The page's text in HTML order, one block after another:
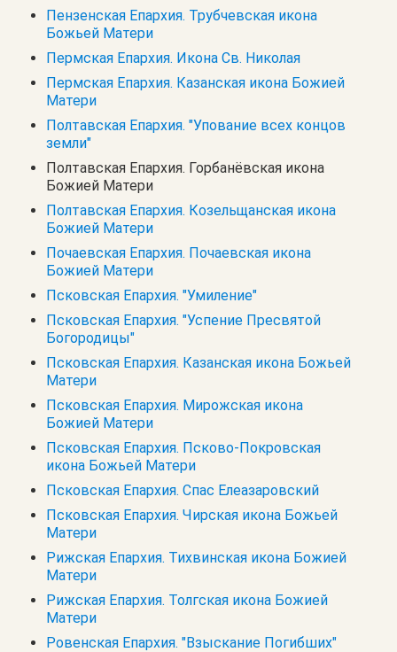
Пензенская Епархия. Трубчевская икона
Божьей Матери
Пермская Епархия. Икона Св. Николая
Пермская Епархия. Казанская икона Божией
Матери
Полтавская Епархия. "Упование всех концов
земли"
Полтавская Епархия. Горбанёвская икона
Божией Матери
Полтавская Епархия. Козельщанская икона
Божией Матери
Почаевская Епархия. Почаевская икона
Божией Матери
Псковская Епархия. "Умиление"
Псковская Епархия. "Успение Пресвятой
Богородицы"
Псковская Епархия. Казанская икона Божьей
Матери
Псковская Епархия. Мирожская икона
Божией Матери
Псковская Епархия. Псково-Покровская
икона Божьей Матери
Псковская Епархия. Спас Елеазаровский
Псковская Епархия. Чирская икона Божьей
Матери
Рижская Епархия. Тихвинская икона Божией
Матери
Рижская Епархия. Толгская икона Божией
Матери
Ровенская Епархия. "Взыскание Погибших"